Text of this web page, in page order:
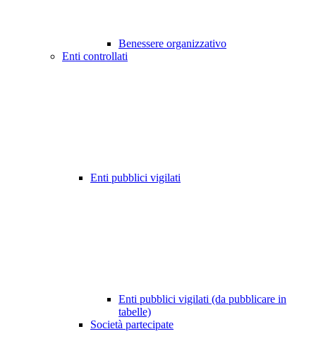
Benessere organizzativo
Enti controllati
Enti pubblici vigilati
Enti pubblici vigilati (da pubblicare in
tabelle)
Società partecipate